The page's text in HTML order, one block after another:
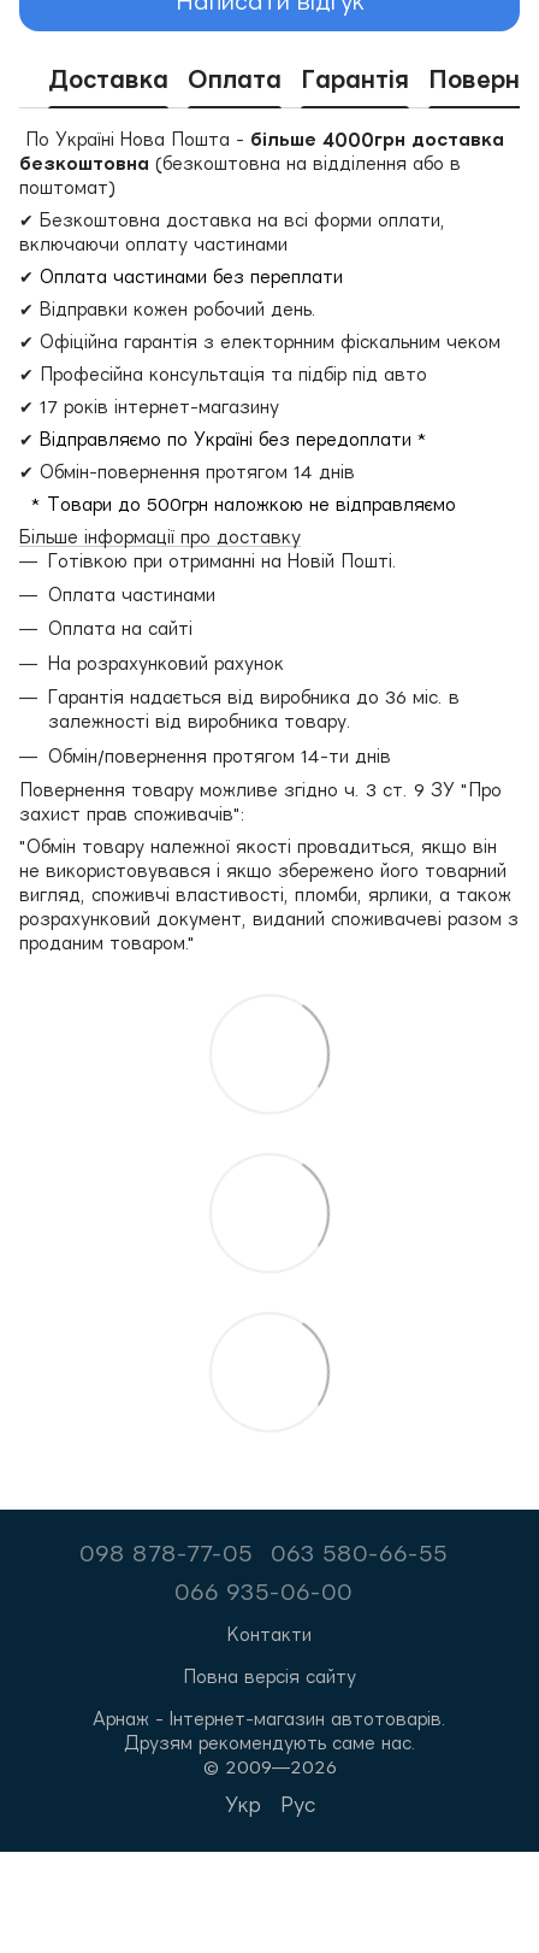
Доставка Оплата Гарантія
По Україні Нова Пошта - більше 4000грн доставка
безкоштовна (безкоштовна на відділення або в
поштомат)
✔ Безкоштовна доставка на всі форми оплати,
включаючи оплату частинами
✔ Оплата частинами без переплати
✔ Відправки кожен робочий день.
✔ Офіційна гарантія з електорнним фіскальним чеком
✔ Професійна консультація та підбір під авто
✔ 17 років інтернет-магазину
✔ Відправляємо по Україні без передоплати *
✔ Обмін-повернення протягом 14 днів
* Товари до 500грн наложкою не відправляємо
Більше інформації про доставку
Готівкою при отриманні на Новій Пошті.
Оплата частинами
Оплата на сайті
На розрахунковий рахунок
Гарантія надається від виробника до 36 міс. в
залежності від виробника товару.
Обмін/повернення протягом 14-ти днів
Повернення товару можливе згідно ч. 3 ст. 9 ЗУ "Про
захист прав споживачів":
"Обмін товару належної якості провадиться, якщо він
не використовувався і якщо збережено його товарний
вигляд, споживчі властивості, пломби, ярлики, а також
розрахунковий документ, виданий споживачеві разом з
проданим товаром."
098 878-77-05
063 580-66-55
066 935-06-00
Контакти
Повна версія сайту
Арнаж - Інтернет-магазин автотоварів.
Друзям рекомендують саме нас.
© 2009—2026
Укр Рус